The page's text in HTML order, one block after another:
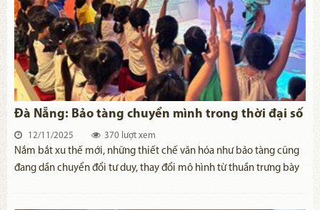
Đà Nẵng: Bảo tàng chuyển mình trong thời đại số
12/11/2025 370 lượt xem
Nắm bắt xu thế mới, những thiết chế văn hóa như bảo tàng cũng
đang dần chuyển đổi tư duy, thay đổi mô hình từ thuần trưng bày